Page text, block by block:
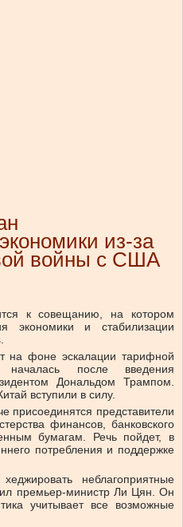
из-за
войны с США
к совещанию, на котором
экономики и стабилизации
на фоне эскалации тарифной
после введения
Дональдом Трампом.
вступили в силу.
присоединятся представители
финансов, банковского
бумагам. Речь пойдет, в
потребления и поддержке
неблагоприятные
премьер-министр Ли Цян. Он
учитывает все возможные